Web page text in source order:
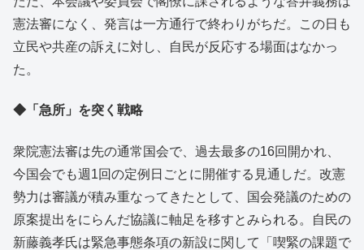
憲法審になく、発言は一方通行で終わりがちだ。この日も
立民や共産の訴えに対し、自民が反応する場面はなかっ
た。
◆「急所」を突く戦略
衆院憲法審は先の通常国会で、過去最多の16回開かれ、
今国会でも週1回の定例日ごとに開催する見通しだ。改憲
勢力は審議が積み重なってきたとして、国会発議のための
原案提出をにらんだ協議に軸足を移すとみられる。自民の
新藤義孝氏は緊急事態条項の新設に関して「喫緊の課題で